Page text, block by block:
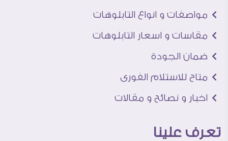
مواصفات و انواع التابلوهات
مقاسات و اسعار التابلوهات
ضمان الجودة
متاح للاستلام الفورى
اخبار و نصائح و مقالات
تعرف علينا